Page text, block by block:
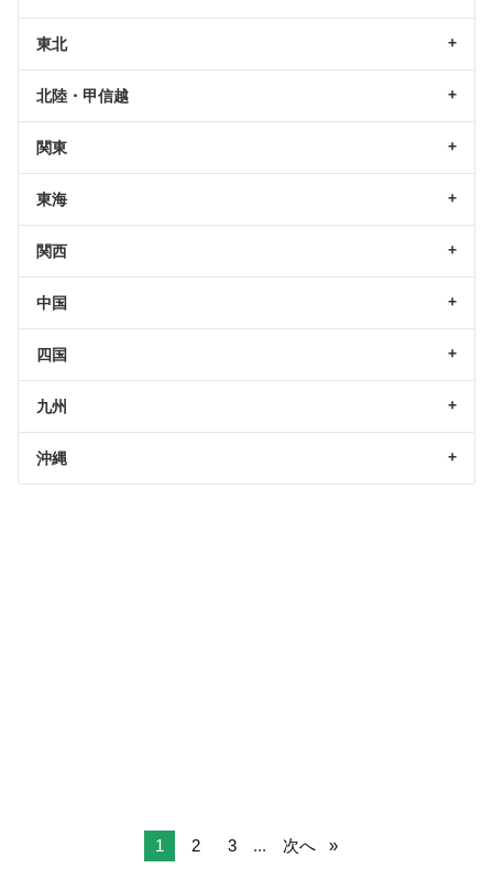
東北
北陸・甲信越
関東
東海
関西
中国
四国
九州
沖縄
1 2 3 ... 次へ